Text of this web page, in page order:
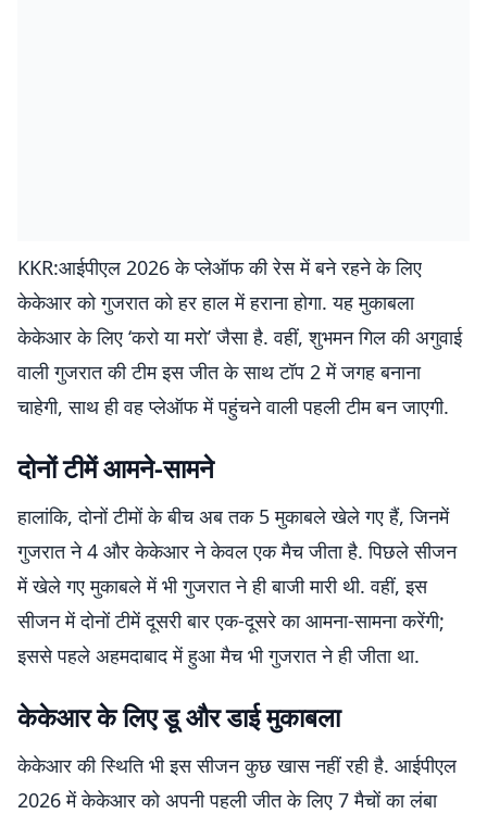
KKR:आईपीएल 2026 के प्लेऑफ की रेस में बने रहने के लिए
केकेआर को गुजरात को हर हाल में हराना होगा. यह मुकाबला
केकेआर के लिए ‘करो या मरो’ जैसा है. वहीं, शुभमन गिल की अगुवाई
वाली गुजरात की टीम इस जीत के साथ टॉप 2 में जगह बनाना
चाहेगी, साथ ही वह प्लेऑफ में पहुंचने वाली पहली टीम बन जाएगी.
दोनों टीमें आमने-सामने
हालांकि, दोनों टीमों के बीच अब तक 5 मुकाबले खेले गए हैं, जिनमें
गुजरात ने 4 और केकेआर ने केवल एक मैच जीता है. पिछले सीजन
में खेले गए मुकाबले में भी गुजरात ने ही बाजी मारी थी. वहीं, इस
सीजन में दोनों टीमें दूसरी बार एक-दूसरे का आमना-सामना करेंगी;
इससे पहले अहमदाबाद में हुआ मैच भी गुजरात ने ही जीता था.
केकेआर के लिए डू और डाई मुकाबला
केकेआर की स्थिति भी इस सीजन कुछ खास नहीं रही है. आईपीएल
2026 में केकेआर को अपनी पहली जीत के लिए 7 मैचों का लंबा